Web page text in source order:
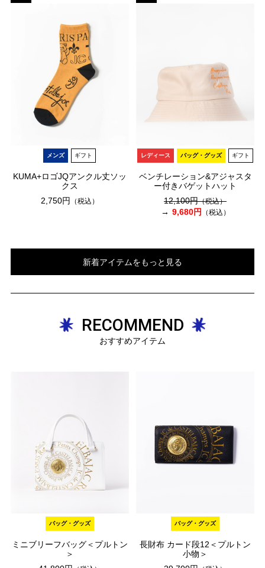
メンズ ギフト
KUMA+ロゴJQアンクル丈ソッ
クス
2,750円
（税込）
レディース バッグ・グッズ ギフト
ベンチレーション&アジャスタ
ー付きバゲットハット
12,100円（税込）
9,680円 （税込）
新着アイテムをもっと見る
RECOMMEND
おすすめアイテム
バッグ・グッズ
ミニブリーフバッグ＜プルトン
＞
バッグ・グッズ
長財布 カード段12＜プルトン
小物＞